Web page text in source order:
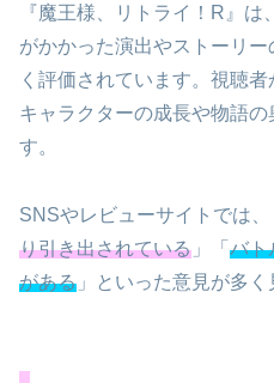
『魔王様、リトライ！R』
がかかった演出やストーリ
く評価されています。視聴
キャラクターの成長や物語
す。
SNSやレビューサイトでは、
り引き出されている 」「 バト
がある 」といった意見が多く